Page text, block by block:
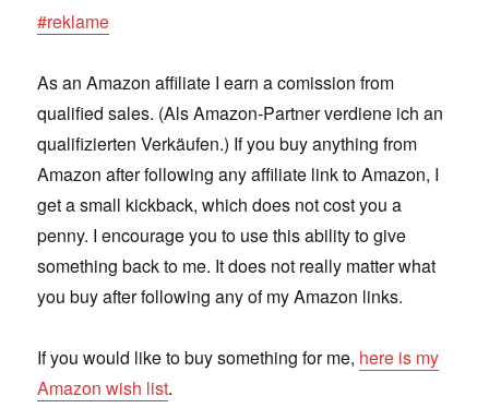
#reklame
As an Amazon affiliate I earn a comission from
qualified sales. (Als Amazon-Partner verdiene ich an
qualifizierten Verkäufen.) If you buy anything from
Amazon after following any affiliate link to Amazon, I
get a small kickback, which does not cost you a
penny. I encourage you to use this ability to give
something back to me. It does not really matter what
you buy after following any of my Amazon links.
If you would like to buy something for me, here is my
Amazon wish list.